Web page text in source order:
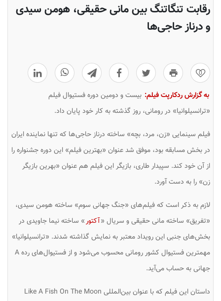
رقابت تنگاتنگ بین مانی حقیقی، هومن سیدی
و درناز حاجی‌ها
0
به گزارش ردکارپت فیلم: بیست و دومین دوره فستیوال فیلم
«ترانسیلوانیا» در رومانی، روز گذشته به کار خود پایان داد.
فیلم سینمایی «زن، مرد، بچه» ساخته درناز حاجی‌ها که تنها نماینده ایران
در بخش مسابقه بود، موفق شد عنوان «بهترین فیلم» این دوره جشنواره را
از آن خود کند. سپیدار طاری، بازیگر این فیلم هم عنوان «بهرین بازیگر
زن» را به دست آورد.
لازم به ذکر است که فیلم‌های «جنگ جهانی سوم» ساخته هومن سیدی،
«تفریق» ساخته مانی حقیقی و سریال «آکتور» ساخته نیما جاویدی در
بخش‌های جنبی این رویداد معتبر به نمایش گذاشته شدند. «ترانسیلوانیا»
مهمترین فستیوال کشور رومانی محسوب می‌شود و از فستیوال‌های رده A
جهانی به حساب می‌آید.
داستان ‌این فیلم که با عنوان بین‌المللی Like A Fish On The Moon